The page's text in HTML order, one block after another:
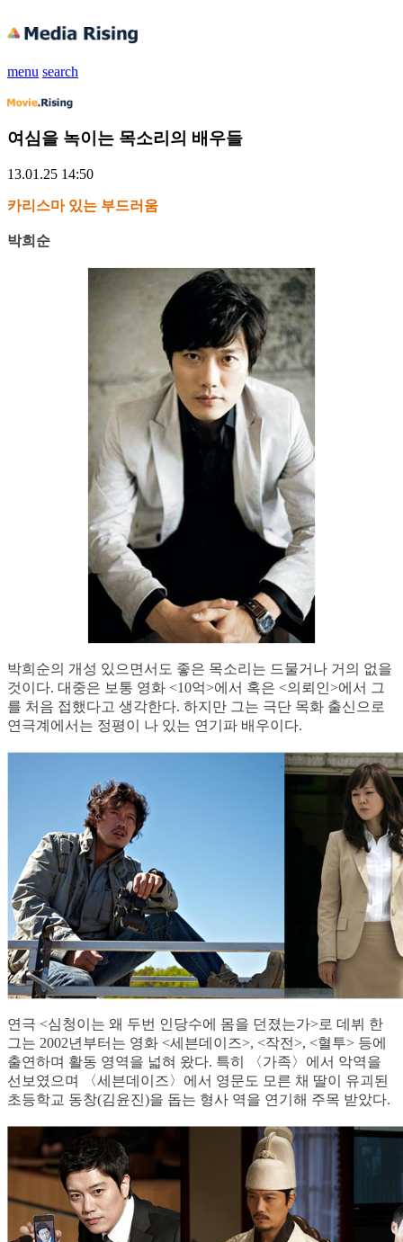
menu search
여심을 녹이는 목소리의 배우들
13.01.25 14:50
카리스마 있는 부드러움
박희순
박희순의 개성 있으면서도 좋은 목소리는 드물거나 거의 없을
것이다. 대중은 보통 영화 <10억>에서 혹은 <의뢰인>에서 그
를 처음 접했다고 생각한다. 하지만 그는 극단 목화 출신으로
연극계에서는 정평이 나 있는 연기파 배우이다.
연극 <심청이는 왜 두번 인당수에 몸을 던졌는가>로 데뷔 한
그는 2002년부터는 영화 <세븐데이즈>, <작전>, <혈투> 등에
출연하며 활동 영역을 넓혀 왔다. 특히 〈가족〉에서 악역을
선보였으며 〈세븐데이즈〉에서 영문도 모른 채 딸이 유괴된
초등학교 동창(김윤진)을 돕는 형사 역을 연기해 주목 받았다.